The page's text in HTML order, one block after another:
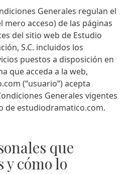
Generales regulan el
mero acceso) de las páginas
del sitio web de Estudio
S.C. incluidos los
puestos a disposición en
que acceda a la web,
(“usuario”) acepta
Generales vigentes
de estudiodramatico.com.
que
y cómo lo